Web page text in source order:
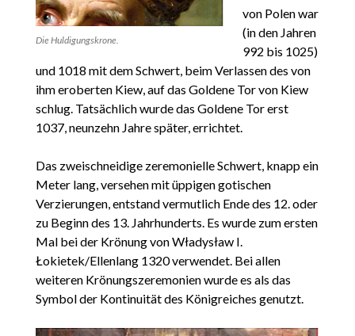
Die Huldigungskrone.
von Polen war
(in den Jahren
992 bis 1025)
und 1018 mit dem Schwert, beim Verlassen des von
ihm eroberten Kiew, auf das Goldene Tor von Kiew
schlug. Tatsächlich wurde das Goldene Tor erst
1037, neunzehn Jahre später, errichtet.
Das zweischneidige zeremonielle Schwert, knapp ein
Meter lang, versehen mit üppigen gotischen
Verzierungen, entstand vermutlich Ende des 12. oder
zu Beginn des 13. Jahrhunderts. Es wurde zum ersten
Mal bei der Krönung von Władysław I.
Łokietek/Ellenlang 1320 verwendet. Bei allen
weiteren Krönungszeremonien wurde es als das
Symbol der Kontinuität des Königreiches genutzt.